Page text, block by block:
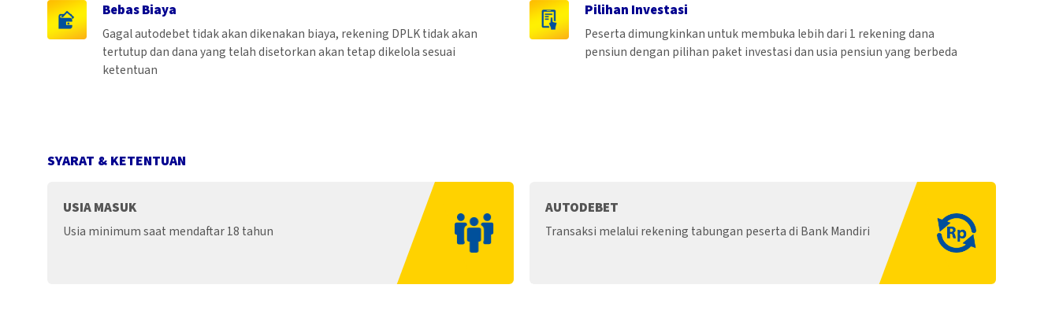
Bebas Biaya
Gagal autodebet tidak akan dikenakan biaya, rekening DPLK tidak akan
tertutup dan dana yang telah disetorkan akan tetap dikelola sesuai
ketentuan
Pilihan Investasi
Peserta dimungkinkan untuk membuka lebih dari 1 rekening dana
pensiun dengan pilihan paket investasi dan usia pensiun yang berbeda
SYARAT & KETENTUAN
USIA MASUK
Usia minimum saat mendaftar 18 tahun
AUTODEBET
Transaksi melalui rekening tabungan peserta di Bank Mandiri